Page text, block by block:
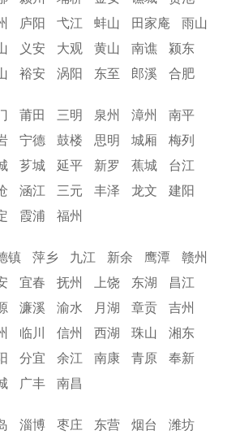
庐阳 弋江 蚌山 田家庵
雨山
义安 大观 黄山 南谯
颍东
裕安 涡阳 东至 郎溪 合肥
莆田 三明 泉州 漳州
南平
宁德 鼓楼 思明 城厢
梅列
芗城 延平 新罗 蕉城
台江
涵江 三元 丰泽 龙文
建阳
霞浦 福州
镇 萍乡 九江 新余 鹰潭
赣州
宜春 抚州 上饶 东湖
昌江
濂溪 渝水 月湖 章贡
吉州
临川 信州 西湖 珠山
湘东
分宜 余江 南康 青原
奉新
广丰 南昌
淄博 枣庄 东营 烟台
潍坊